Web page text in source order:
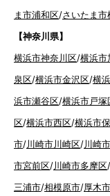
ま市浦和区/さいたま市
【神奈川県】
横浜市神奈川区/横浜市
泉区/横浜市金沢区/横
浜市瀬谷区/横浜市戸塚
区/横浜市西区/横浜市
市/川崎市川崎区/川崎
市宮前区/川崎市多摩区/
三浦市/相模原市/厚木市